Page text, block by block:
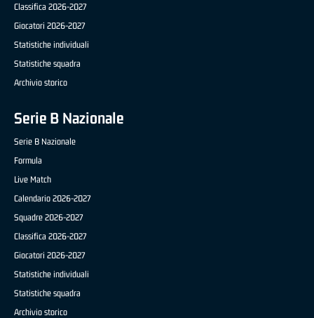
Classifica 2026-2027
Giocatori 2026-2027
Statistiche individuali
Statistiche squadra
Archivio storico
Serie B Nazionale
Serie B Nazionale
Formula
Live Match
Calendario 2026-2027
Squadre 2026-2027
Classifica 2026-2027
Giocatori 2026-2027
Statistiche individuali
Statistiche squadra
Archivio storico